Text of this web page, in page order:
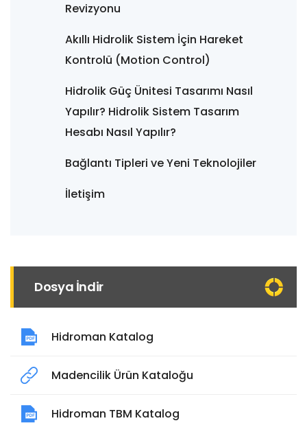
Revizyonu
Akıllı Hidrolik Sistem İçin Hareket
Kontrolü (Motion Control)
Hidrolik Güç Ünitesi Tasarımı Nasıl
Yapılır? Hidrolik Sistem Tasarım
Hesabı Nasıl Yapılır?
Bağlantı Tipleri ve Yeni Teknolojiler
İletişim
Dosya İndir
Hidroman Katalog
Madencilik Ürün Kataloğu
Hidroman TBM Katalog